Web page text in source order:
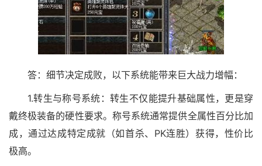
答：细节决定成败，以下系统能带来巨大战力增幅：
1.转生与称号系统：转生不仅能提升基础属性，更是穿
戴终极装备的硬性要求。称号系统通常提供全属性百分比加
成，通过达成特定成就（如首杀、PK连胜）获得，性价比
极高。